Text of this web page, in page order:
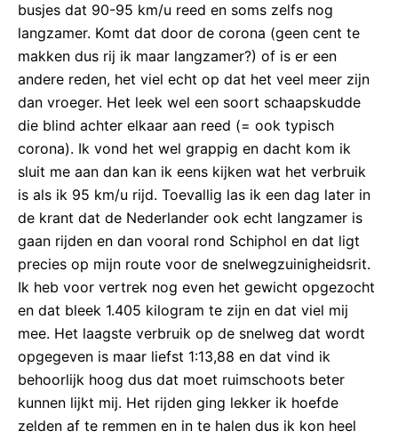
busjes dat 90-95 km/u reed en soms zelfs nog
langzamer. Komt dat door de corona (geen cent te
makken dus rij ik maar langzamer?) of is er een
andere reden, het viel echt op dat het veel meer zijn
dan vroeger. Het leek wel een soort schaapskudde
die blind achter elkaar aan reed (= ook typisch
corona). Ik vond het wel grappig en dacht kom ik
sluit me aan dan kan ik eens kijken wat het verbruik
is als ik 95 km/u rijd. Toevallig las ik een dag later in
de krant dat de Nederlander ook echt langzamer is
gaan rijden en dan vooral rond Schiphol en dat ligt
precies op mijn route voor de snelwegzuinigheidsrit.
Ik heb voor vertrek nog even het gewicht opgezocht
en dat bleek 1.405 kilogram te zijn en dat viel mij
mee. Het laagste verbruik op de snelweg dat wordt
opgegeven is maar liefst 1:13,88 en dat vind ik
behoorlijk hoog dus dat moet ruimschoots beter
kunnen lijkt mij. Het rijden ging lekker ik hoefde
zelden af te remmen en in te halen dus ik kon heel